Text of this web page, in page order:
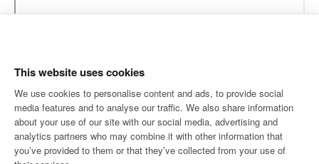
This website uses cookies
We use cookies to personalise content and ads, to provide social
media features and to analyse our traffic. We also share information
about your use of our site with our social media, advertising and
analytics partners who may combine it with other information that
you’ve provided to them or that they’ve collected from your use of
ADRESSE POSTALE
France Modifier
LANGUE